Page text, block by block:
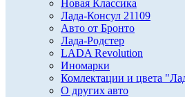
Новая Классика
Лада-Консул 21109
Авто от Бронто
Лада-Родстер
LADA Revolution
Иномарки
Комлектации и цвета
О других авто